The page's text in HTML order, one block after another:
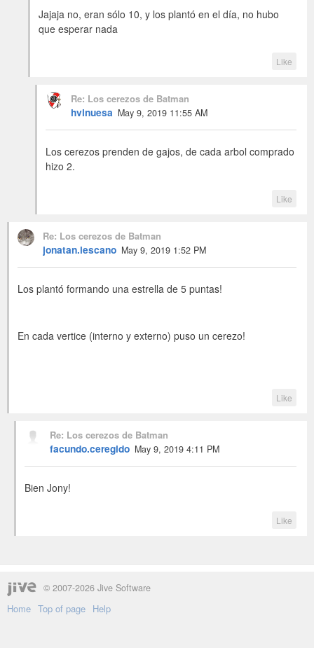
Jajaja no, eran sólo 10, y los plantó en el día, no hubo
que esperar nada
Like
Re: Los cerezos de Batman
hvinuesa May 9, 2019 11:55 AM
Los cerezos prenden de gajos, de cada arbol comprado
hizo 2.
Like
Re: Los cerezos de Batman
jonatan.lescano May 9, 2019 1:52 PM
Los plantó formando una estrella de 5 puntas!
En cada vertice (interno y externo) puso un cerezo!
Like
Re: Los cerezos de Batman
facundo.ceregido May 9, 2019 4:11 PM
Bien Jony!
Like
© 2007-2026 Jive Software
Home Top of page Help